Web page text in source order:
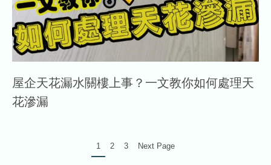
屋企天花漏水關樓上事？一文教你如何處理天
花滲漏
1 2 3 Next Page